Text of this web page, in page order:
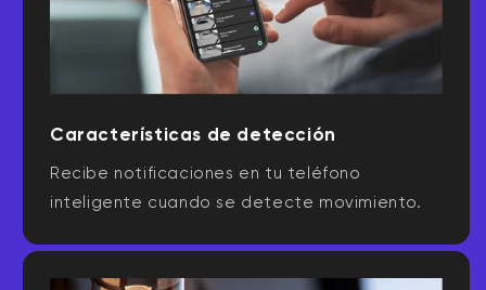
Características de detección
Recibe notificaciones en tu teléfono
inteligente cuando se detecte movimiento.